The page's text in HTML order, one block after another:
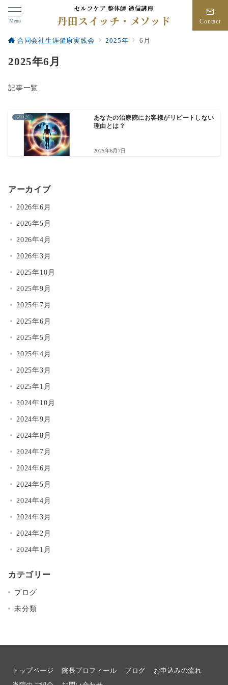
Menu
セルフケア 整体師 通信講座
丹田スイッチ・メソッド Contact
合同会社生涯健康実践会 2025年 6月
2025年6月
記事一覧
ブログ
あなたの治療院にお客様がリピートしない
理由とは？
2025年6月7日
アーカイブ
2026年6月
2026年5月
2026年4月
2026年3月
2025年10月
2025年9月
2025年7月
2025年6月
2025年5月
2025年4月
2025年3月
2025年1月
2024年10月
2024年9月
2024年8月
2024年7月
2024年6月
2024年5月
2024年4月
2024年3月
2024年2月
2024年1月
カテゴリー
ブログ
未分類
トップページ 院長プロフィール ブログ
お申込みの流れ